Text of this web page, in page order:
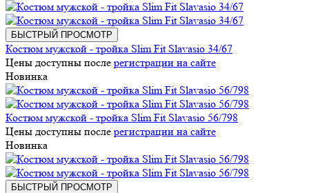
БЫСТРЫЙ ПРОСМОТР
Костюм мужской - тройка Slim Fit Slavasio 34/67
Цены доступны после регистрации на сайте
Новинка
Костюм мужской - тройка Slim Fit Slavasio 56/798
Цены доступны после регистрации на сайте
Новинка
БЫСТРЫЙ ПРОСМОТР